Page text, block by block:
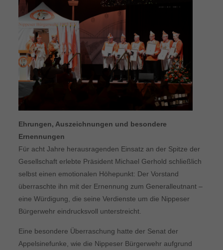
Ehrungen, Auszeichnungen und besondere
Ernennungen
Für acht Jahre herausragenden Einsatz an der Spitze der
Gesellschaft erlebte Präsident Michael Gerhold schließlich
selbst einen emotionalen Höhepunkt: Der Vorstand
überraschte ihn mit der Ernennung zum Generalleutnant –
eine Würdigung, die seine Verdienste um die Nippeser
Bürgerwehr eindrucksvoll unterstreicht.
Eine besondere Überraschung hatte der Senat der
Appelsinefunke, wie die Nippeser Bürgerwehr aufgrund